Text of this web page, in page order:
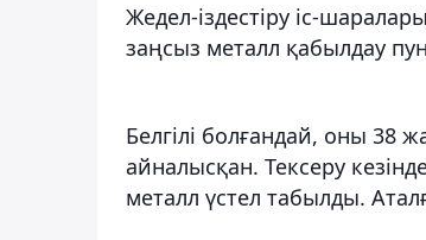
Жедел-іздестіру іс-
заңсыз металл қабылдау
Белгілі болғандай, оны 38
айналысқан. Тексеру
металл үстел табылды.